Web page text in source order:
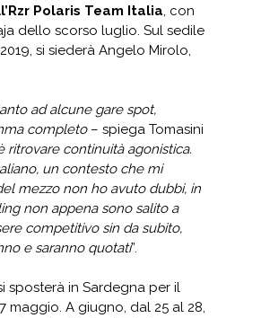
Polaris Team Italia, con
dello scorso luglio. Sul sedile
si siederà Angelo Mirolo,
ad alcune gare spot,
completo– spiega Tomasini
continuità agonistica.
un contesto che mi
mezzo non ho avuto dubbi, in
non appena sono salito a
competitivo sin da subito,
e saranno quotati”.
sposterà in Sardegna per il
maggio. A giugno, dal 25 al 28,